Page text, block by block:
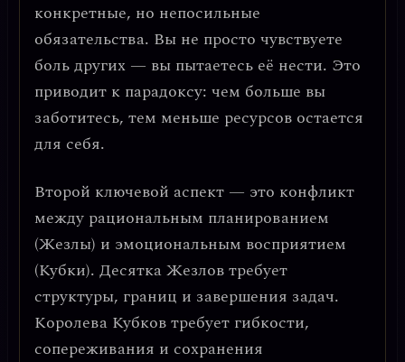
конкретные, но непосильные
обязательства. Вы не просто чувствуете
боль других — вы пытаетесь её нести. Это
приводит к парадоксу: чем больше вы
заботитесь, тем меньше ресурсов остается
для себя.
Второй ключевой аспект — это конфликт
между рациональным планированием
(Жезлы) и эмоциональным восприятием
(Кубки). Десятка Жезлов требует
структуры, границ и завершения задач.
Королева Кубков требует гибкости,
сопереживания и сохранения